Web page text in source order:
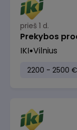
prieš 1 d.
Prekybos
IKI Vilnius
2200 - 2500